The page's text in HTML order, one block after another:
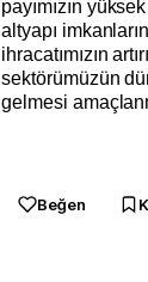
payımızın
altyapı
ihracatımızın
sektörümüzün
gelmesi
Beğen